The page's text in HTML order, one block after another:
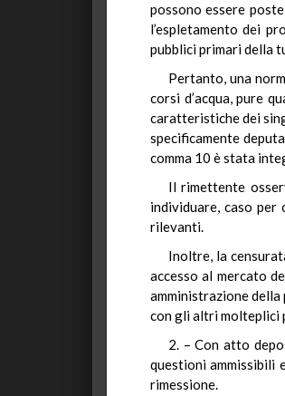
possono essere
l’espletamento dei
pubblici primari della
Pertanto, una
corsi d’acqua, pure
caratteristiche dei
specificamente
comma 10 è stata
Il rimettente
individuare, caso
rilevanti.
Inoltre, la
accesso al mercato
amministrazione
con gli altri molteplici
2. – Con atto
questioni ammissibili
rimessione.